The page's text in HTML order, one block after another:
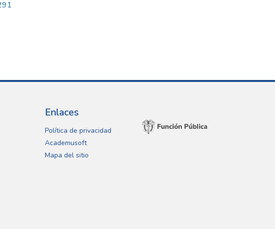
Enlaces
Política de privacidad
Academusoft
Mapa del sitio